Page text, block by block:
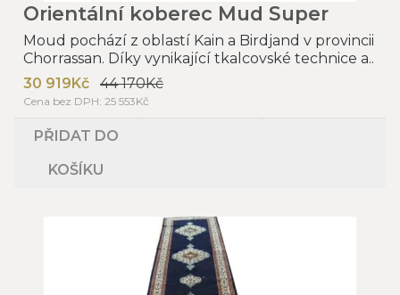
Orientální koberec Mud Super
Moud pochází z oblastí Kain a Birdjand v provincii
Chorrassan. Díky vynikající tkalcovské technice a..
30 919Kč
44 170Kč
Cena bez DPH: 25 553Kč
PŘIDAT DO
KOŠÍKU